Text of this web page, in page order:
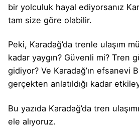
bir yolculuk hayal ediyorsanız
tam size göre olabilir.
Peki, Karadağ’da trenle ulaşım
kadar yaygın? Güvenli mi? Tren
gidiyor? Ve Karadağ’ın efsanevi
gerçekten anlatıldığı kadar
Bu yazıda Karadağ’da tren
ele alıyoruz.